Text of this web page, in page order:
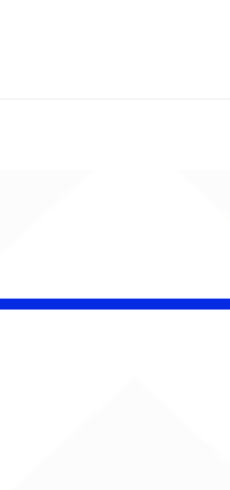
Pacheco e Ubandu